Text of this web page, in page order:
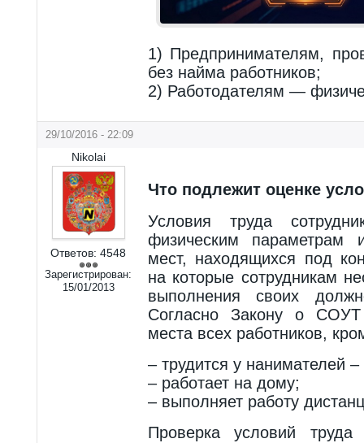
1) Предпринимателям,
без найма работников;
2) Работодателям —
29/10/2016 - 22:09
Nikolai
Ответов: 4548
Зарегистрирован:
15/01/2013
Что подлежит оценке
Условия труда
физическим параметрам
мест, находящихся под
на которые сотрудникам
выполнения своих
Согласно Закону о
места всех работников,
– трудится у нанимателей
– работает на дому;
– выполняет работу
Проверка условий